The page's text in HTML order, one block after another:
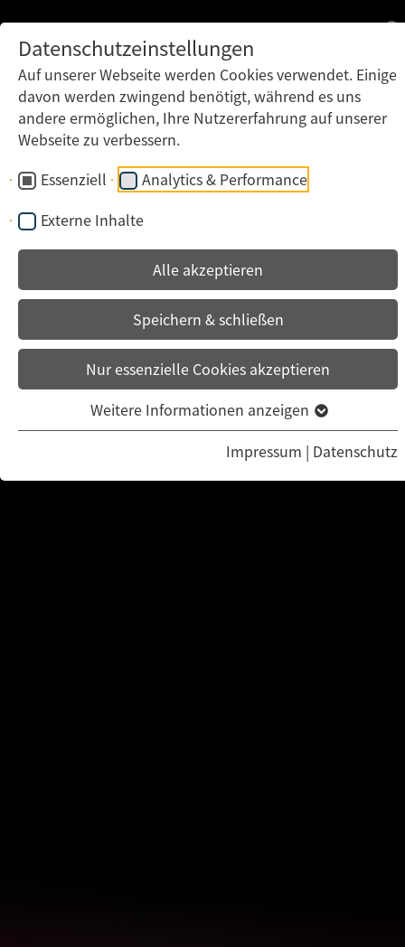
Datenschutzeinstellungen
Auf unserer Webseite werden Cookies verwendet. Einige
davon werden zwingend benötigt, während es uns
andere ermöglichen, Ihre Nutzererfahrung auf unserer
Webseite zu verbessern.
Essenziell
Analytics & Performance
Externe Inhalte
Alle akzeptieren
Speichern & schließen
Nur essenzielle Cookies akzeptieren
Weitere Informationen anzeigen
Impressum | Datenschutz